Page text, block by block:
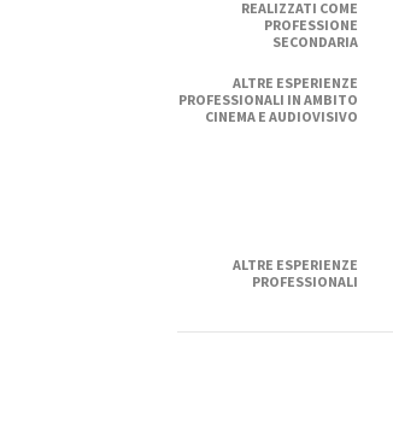
REALIZZATI COME
PROFESSIONE
SECONDARIA
ALTRE ESPERIENZE
PROFESSIONALI IN AMBITO
CINEMA E AUDIOVISIVO
ALTRE ESPERIENZE
PROFESSIONALI